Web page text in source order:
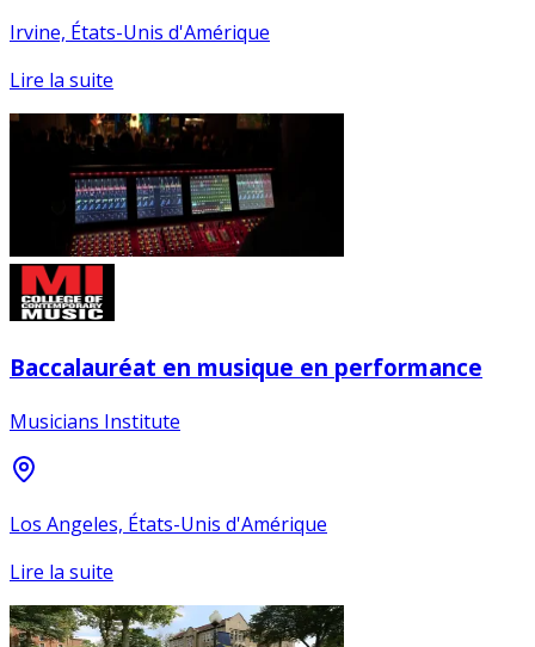
Irvine, États-Unis d'Amérique
Lire la suite
Baccalauréat en musique en performance
Musicians Institute
Los Angeles, États-Unis d'Amérique
Lire la suite